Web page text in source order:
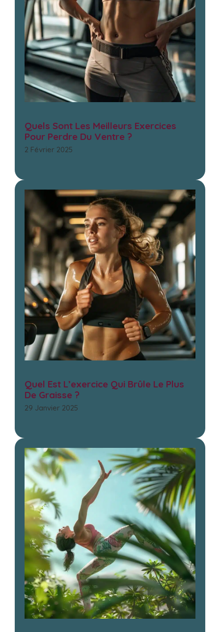
Quels Sont Les Meilleurs Exercices
Pour Perdre Du Ventre ?
2 Février 2025
Quel Est L’exercice Qui Brûle Le Plus
De Graisse ?
29 Janvier 2025